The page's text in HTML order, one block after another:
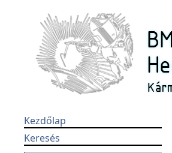
Kezdőlap
Keresés